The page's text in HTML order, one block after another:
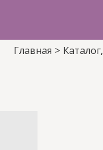
Главная > Каталог,